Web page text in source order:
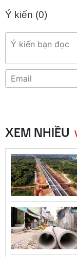
Ý kiến (0)
XEM NHIỀU